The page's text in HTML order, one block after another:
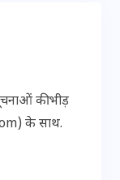
की भीड़
के साथ.